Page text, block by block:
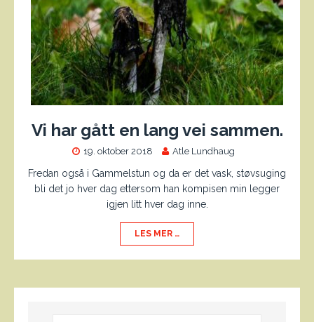
Vi har gått en lang vei sammen.
19. oktober 2018 Atle Lundhaug
Fredan også i Gammelstun og da er det vask, støvsuging
bli det jo hver dag ettersom han kompisen min legger
igjen litt hver dag inne.
LES MER …